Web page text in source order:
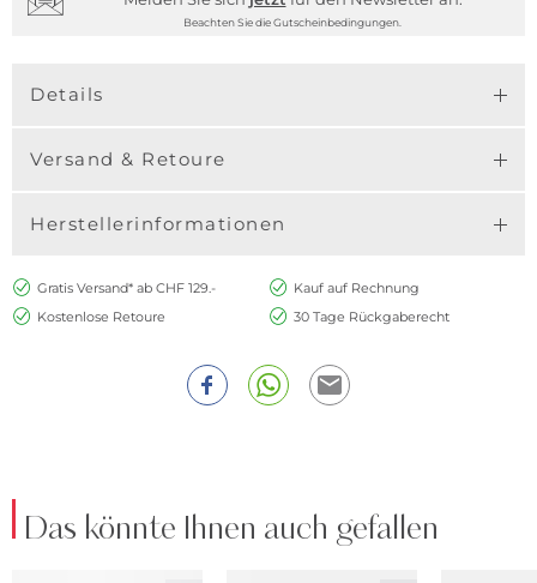
Beachten Sie die Gutscheinbedingungen.
Details
Versand & Retoure
Herstellerinformationen
Gratis Versand* ab CHF 129.-
Kauf auf Rechnung
Kostenlose Retoure
30 Tage Rückgaberecht
Das könnte Ihnen auch gefallen